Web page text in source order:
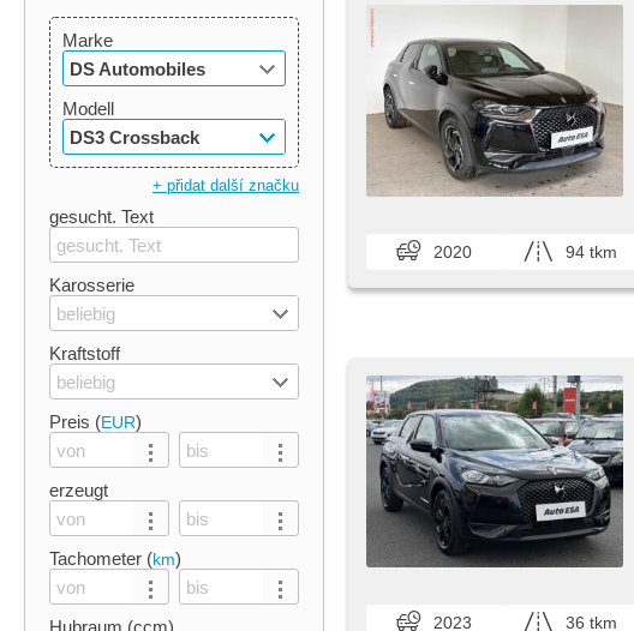
Marke
DS Automobiles
Modell
DS3 Crossback
+ přidat další značku
gesucht. Text
Karosserie
beliebig
Kraftstoff
beliebig
Preis (EUR)
erzeugt
Tachometer (km)
Hubraum (ccm)
2020 94 tkm
2023 36 tkm